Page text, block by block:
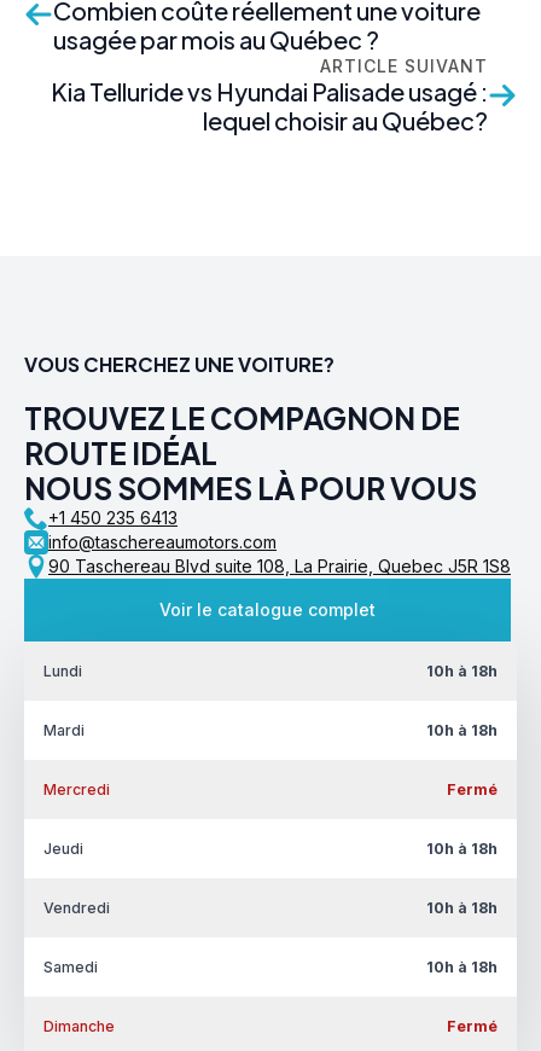
Combien coûte réellement une voiture
usagée par mois au Québec ?
ARTICLE SUIVANT
Kia Telluride vs Hyundai Palisade usagé :
lequel choisir au Québec?
VOUS CHERCHEZ UNE VOITURE?
TROUVEZ LE COMPAGNON DE
ROUTE IDÉAL
NOUS SOMMES LÀ POUR VOUS
+1 450 235 6413
info@taschereaumotors.com
90 Taschereau Blvd suite 108, La Prairie, Quebec J5R 1S8
Voir le catalogue complet
Lundi 10h à 18h
Mardi 10h à 18h
Mercredi Fermé
Jeudi 10h à 18h
Vendredi 10h à 18h
Samedi 10h à 18h
Dimanche Fermé